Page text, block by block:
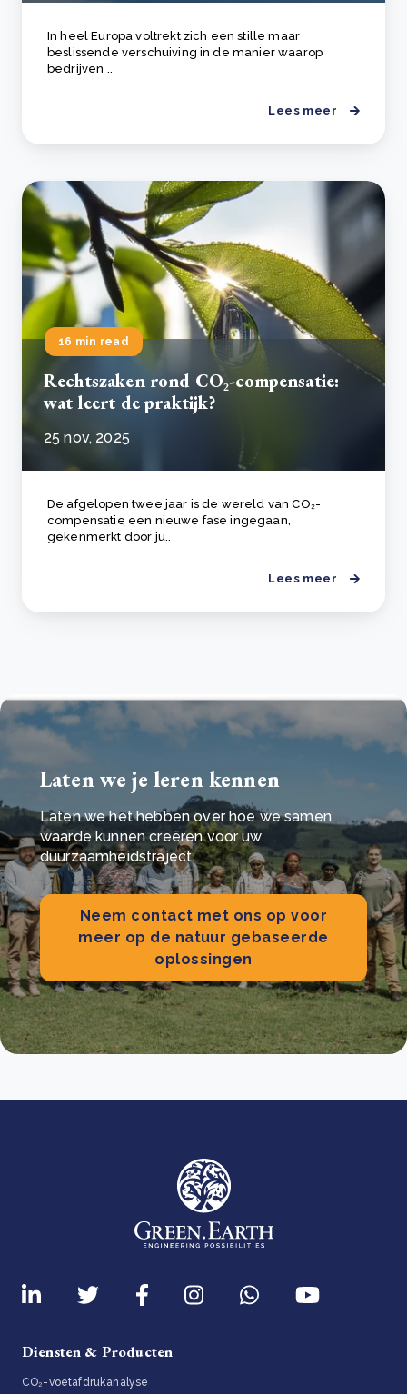
In heel Europa voltrekt zich een stille maar
beslissende verschuiving in de manier waarop
bedrijven ..
Lees meer
16 min read
Rechtszaken rond CO₂-compensatie:
wat leert de praktijk?
25 nov, 2025
De afgelopen twee jaar is de wereld van CO₂-
compensatie een nieuwe fase ingegaan,
gekenmerkt door ju..
Lees meer
Laten we je leren kennen
Laten we het hebben over hoe we samen
waarde kunnen creëren voor uw
duurzaamheidstraject.
Neem contact met ons op voor
meer op de natuur gebaseerde
oplossingen
Diensten & Producten
CO₂-voetafdrukanalyse